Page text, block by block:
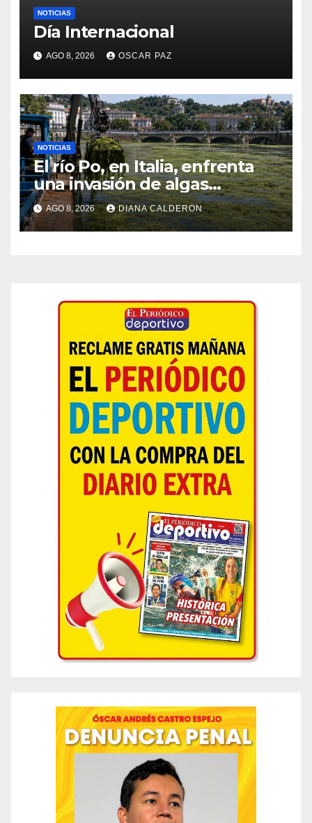
NOTICIAS
Día Internacional
AGO 8, 2026 OSCAR PAZ
NOTICIAS
El río Po, en Italia, enfrenta
una invasión de algas
favorecida por el calor y los
residuos agrícolas
AGO 8, 2026 DIANA CALDERON